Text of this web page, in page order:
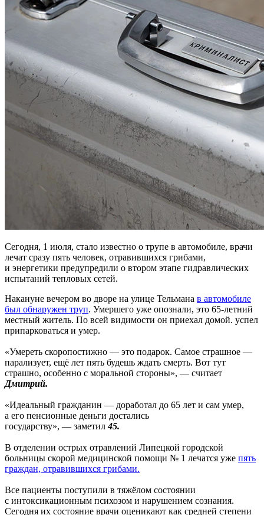
Сегодня, 1 июля, стало известно о трупе в автомобиле, врачи
лечат сразу пять человек, отравившихся грибами,
и энергетики предупредили о втором этапе гидравлических
испытаний тепловых сетей.
Накануне вечером во дворе на улице Тельмана в автомобиле
был обнаружен труп. Умершего уже опознали, это 65-летний
местный житель. По всей видимости он приехал домой. успел
припарковаться и умер.
«Умереть скоропостижно — это подарок. Самое страшное —
парализует, ещё лет пять будешь ждать смерть. Вот тут
страшно, особенно с моральной стороны», — считает
Дмитрий.
«Идеальный гражданин — доработал до 65 лет и сам умер,
а его пенсионные деньги достались
государству», — заметил45.
В отделении острых отравлений Липецкой городской
больницы скорой медицинской помощи № 1 лечатся уже пять
граждан, отравившихся грибами.
Все пациенты поступили в тяжёлом состоянии
с интоксикационным психозом и нарушением сознания.
Сегодня их состояние врачи оценикают как средней степени